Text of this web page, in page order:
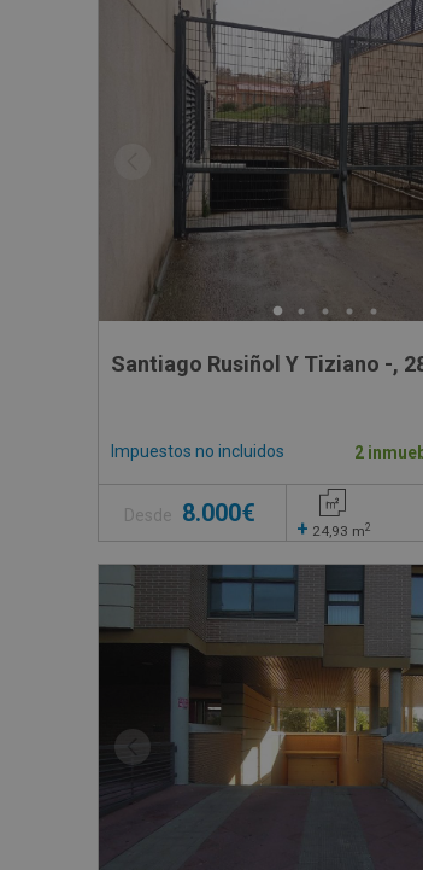
Santiago Rusiñol Y Tiziano -,
Impuestos no incluidos 2
Desde 8.000€
+ 24,93 m2